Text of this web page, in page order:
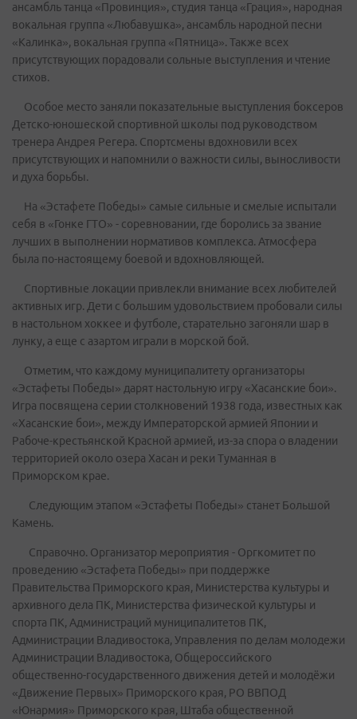
ансамбль танца «Провинция», студия танца «Грация», народная
вокальная группа «Любавушка», ансамбль народной песни
«Калинка», вокальная группа «Пятница». Также всех
присутствующих порадовали сольные выступления и чтение
стихов.
Особое место заняли показательные выступления боксеров
Детско-юношеской спортивной школы под руководством
тренера Андрея Регера. Спортсмены вдохновили всех
присутствующих и напомнили о важности силы, выносливости
и духа борьбы.
На «Эстафете Победы» самые сильные и смелые испытали
себя в «Гонке ГТО» - соревновании, где боролись за звание
лучших в выполнении нормативов комплекса. Атмосфера
была по-настоящему боевой и вдохновляющей.
Спортивные локации привлекли внимание всех любителей
активных игр. Дети с большим удовольствием пробовали силы
в настольном хоккее и футболе, старательно загоняли шар в
лунку, а еще с азартом играли в морской бой.
Отметим, что каждому муниципалитету организаторы
«Эстафеты Победы» дарят настольную игру «Хасанские бои».
Игра посвящена серии столкновений 1938 года, известных как
«Хасанские бои», между Императорской армией Японии и
Рабоче-крестьянской Красной армией, из-за спора о владении
территорией около озера Хасан и реки Туманная в
Приморском крае.
Следующим этапом «Эстафеты Победы» станет Большой
Камень.
Справочно. Организатор мероприятия - Оргкомитет по
проведению «Эстафета Победы» при поддержке
Правительства Приморского края, Министерства культуры и
архивного дела ПК, Министерства физической культуры и
спорта ПК, Администраций муниципалитетов ПК,
Администрации Владивостока, Управления по делам молодежи
Администрации Владивостока, Общероссийского
общественно-государственного движения детей и молодёжи
«Движение Первых» Приморского края, РО ВВПОД
«Юнармия» Приморского края, Штаба общественной